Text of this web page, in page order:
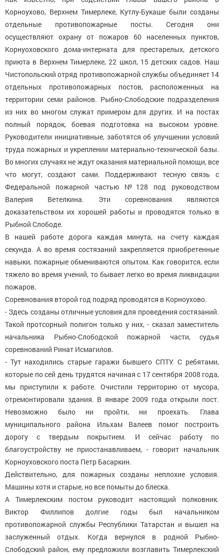
Корноухово, Верхнем Тимерлеке, Кутлу-Букаше были созданы
отдельные противопожарные посты. Сегодня они
осуществляют охрану от пожаров 60 населенных пунктов,
Корнуоховского дома-интерната для престарелых, детского
приюта в Верхнем Тимерлеке, 22 школ, 15 детских садов. Наш
Чистопольский отряд противопожарной службы объединяет 14
отдельных противопожарных постов, расположенных на
территории семи районов. Рыбно-Слободские подразделения
из них во многом служат примером для других. И на постах
полный порядок, боевая подготовка на высоком уровне.
Руководители инициативные, заботятся об улучшении условий
труда пожарных и укреплении материально-технической базы.
Во многих случаях не ждут оказания материальной помощи, все
что могут, создают сами. Поддерживают тесную связь с
Федеральной пожарной частью №128 под руководством
Валерия Ветелкина. Эти соревнования являются
доказательством их хорошей работы и проводятся только в
Рыбной Слободе.
В нашей работе дорога каждая минута, на счету каждая
секунда. А во время состязаний закрепляется приобретенные
навыки, пожарные обмениваются опытом. Как говорится, если
тяжело во время учений, то бывает легко во время ликвидации
пожаров.
Соревнования второй год подряд проводятся в Корноухово.
- Здесь созданы отличные условия для проведения состязаний.
Такой протсорный полигон только у них, - сказал заместитель
начальника Рыбно-Слободской пожарной части, судья
соревнований Ринат Исмагилов.
- Тут находились старые гаражи бывшего СПТУ. С ребятами,
которые по сей день трудятся начиная с 17 сентября 2008 года,
мы приступили к работе. Очистили территорию от мусора,
отремонтировали здания. В январе 2009 года открыли пост.
Невозможно было ни пройти, ни проехать. Глава
муниципального района Ильхам Валеев помог построить
дорогу с твердым покрытием. И сейчас работу по
благоустройству не приостанавливаем, - говорит начальник
Корноуховского поста Петр Басаркин.
Действительно, для пожарных созданы неплохие условия.
Машины хотя и старые, но все помыты до блеска.
А Тимерлекским постом руководит настоящий полковник.
Виктор Филлипов долгие годы был начальником
противопожарной службы Республики Татарстан и вышел на
заслуженный отдых. Когда вернулся в родной Рыбно-
Слободский район, ему предложили возглавить Тимерлекский